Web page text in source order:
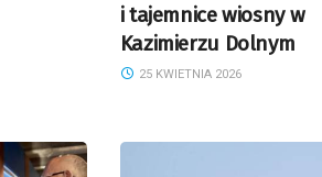
i tajemnice wiosny w
Kazimierzu Dolnym
25 KWIETNIA 2026